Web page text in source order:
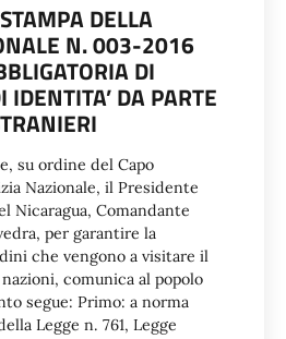
DELLA
N. 003-2016
DI
DA PARTE
su ordine del Capo
Nazionale, il Presidente
Nicaragua, Comandante
per garantire la
che vengono a visitare il
comunica al popolo
segue: Primo: a norma
Legge n. 761, Legge